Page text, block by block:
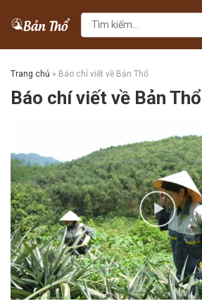
content
Tìm
kiếm:
Trang chủ » Báo chí viết về Bản Thổ
Báo chí viết về Bản Thổ